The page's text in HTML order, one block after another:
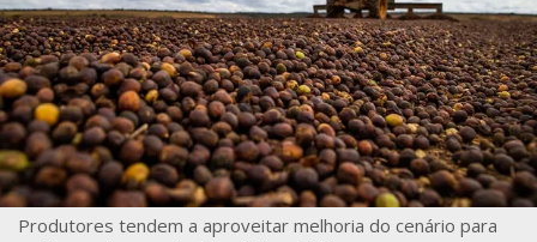
Produtores tendem a aproveitar melhoria do cenário para